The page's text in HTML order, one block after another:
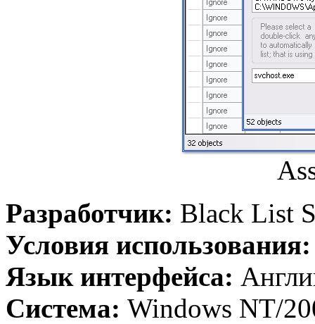
Разработчик: Black List
Условия
Язык интерфейса:
Система: Windows NT/